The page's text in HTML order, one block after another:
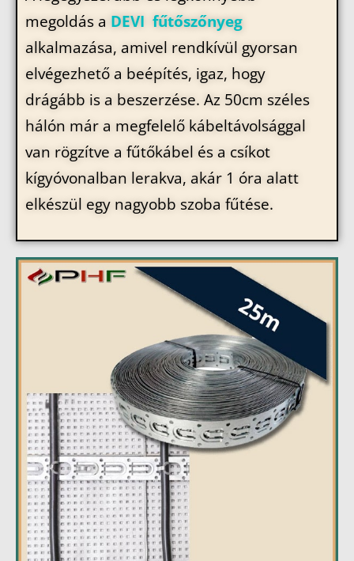
megoldás a DEVI fűtőszőnyeg
alkalmazása, amivel rendkívül gyorsan
elvégezhető a beépítés, igaz, hogy
drágább is a beszerzése. Az 50cm széles
hálón már a megfelelő kábeltávolsággal
van rögzítve a fűtőkábel és a csíkot
kígyóvonalban lerakva, akár 1 óra alatt
elkészül egy nagyobb szoba fűtése.